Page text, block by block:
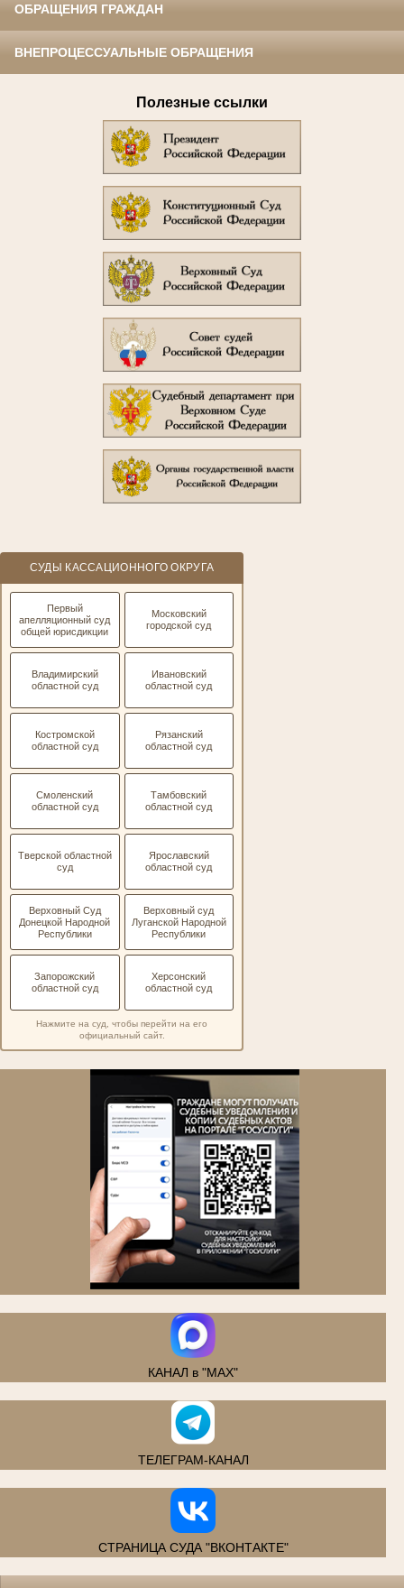
ОБРАЩЕНИЯ ГРАЖДАН
ВНЕПРОЦЕССУАЛЬНЫЕ ОБРАЩЕНИЯ
Полезные ссылки
СУДЫ КАССАЦИОННОГО ОКРУГА
Первый
апелляционный суд
общей юрисдикции
Московский
городской суд
Владимирский
областной суд
Ивановский
областной суд
Костромской
областной суд
Рязанский
областной суд
Смоленский
областной суд
Тамбовский
областной суд
Тверской областной
суд
Ярославский
областной суд
Верховный Суд
Донецкой Народной
Республики
Верховный суд
Луганской Народной
Республики
Запорожский
областной суд
Херсонский
областной суд
Нажмите на суд, чтобы перейти на его
официальный сайт.
КАНАЛ в "MAX"
ТЕЛЕГРАМ-КАНАЛ
СТРАНИЦА СУДА "ВКОНТАКТЕ"